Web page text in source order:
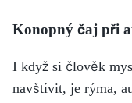
Konopný čaj při
I když si člověk
navštívit, je rýma,